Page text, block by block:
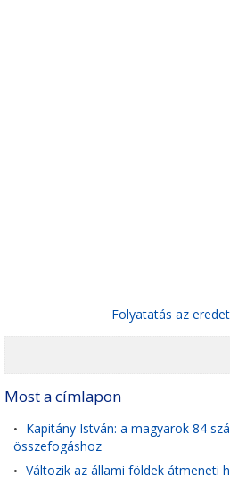
Folyatatás az
Most a címlapon
• Kapitány István: a magyarok 84
összefogáshoz
• Változik az állami földek átmeneti